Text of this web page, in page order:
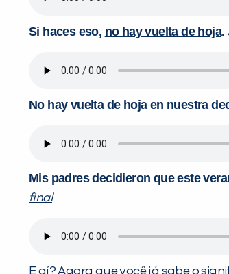
Si haces eso, no hay vuelta de hoja.
No hay vuelta de hojaen nuestra
Mis padres decidieron que este
final.
E aí? Agora que você já sabe o